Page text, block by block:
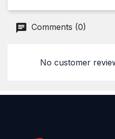
Comments (0)
No customer